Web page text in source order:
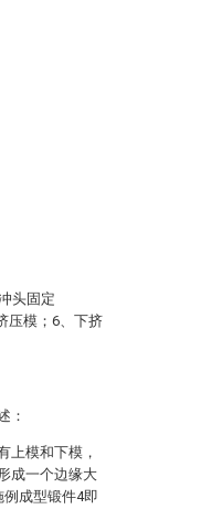
头固定
压模；6、下挤
：
上模和下模，
成一个边缘大
成型锻件4即